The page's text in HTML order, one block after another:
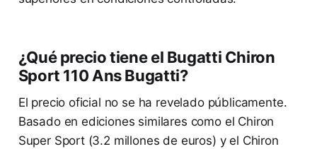
¿Qué precio tiene el Bugatti Chiron
Sport 110 Ans Bugatti?
El precio oficial no se ha revelado públicamente.
Basado en ediciones similares como el Chiron
Super Sport (3.2 millones de euros) y el Chiron